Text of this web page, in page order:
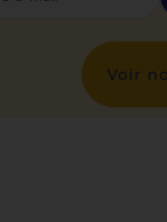
Voir